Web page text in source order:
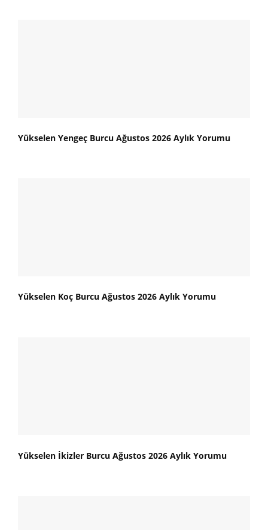
Yükselen Yengeç Burcu Ağustos 2026 Aylık Yorumu
Yükselen Koç Burcu Ağustos 2026 Aylık Yorumu
Yükselen İkizler Burcu Ağustos 2026 Aylık Yorumu